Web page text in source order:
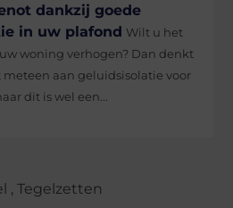
dankzij goede
in uw plafond Wilt u het
woning verhogen? Dan denkt
meteen aan geluidsisolatie voor
dit is wel een...
,Tegelzetten